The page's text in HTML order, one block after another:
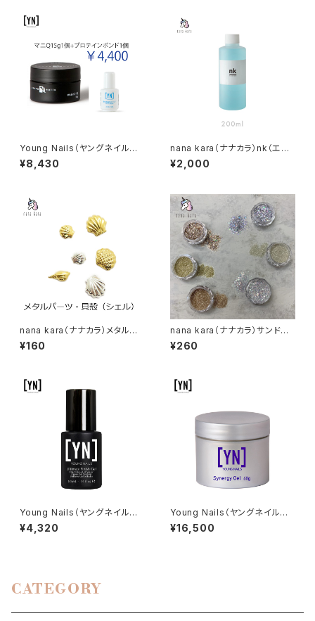
Young Nails（ヤングネイルズ）
ManiQ Soft Nail Gel（マニキ
ュー）15g + Protein Bond（プ
¥8,430
nana kara（ナナカラ）nk（エヌ
ケー）ネイルプレップ 200ml
¥2,000
nana kara（ナナカラ）メタルパ
ーツ・貝殻（シェル）
¥160
nana kara（ナナカラ）サンドグ
リッター（全6色）
¥260
Young Nails（ヤングネイルズ）
Ultimate Finish Gel（アルティ
メットフィニッシュジェル）10ml
¥4,320
Young Nails（ヤングネイルズ）
Synergy Nail Hard Gel（シナ
ジーネイルハードジェル）60g
¥16,500
CATEGORY